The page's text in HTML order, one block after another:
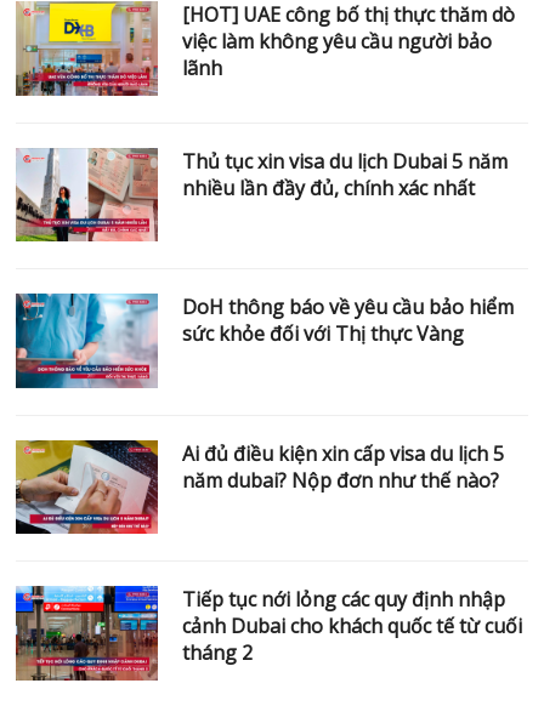
[HOT] UAE công bố thị thực thăm dò
việc làm không yêu cầu người bảo
lãnh
Thủ tục xin visa du lịch Dubai 5 năm
nhiều lần đầy đủ, chính xác nhất
DoH thông báo về yêu cầu bảo hiểm
sức khỏe đối với Thị thực Vàng
Ai đủ điều kiện xin cấp visa du lịch 5
năm dubai? Nộp đơn như thế nào?
Tiếp tục nới lỏng các quy định nhập
cảnh Dubai cho khách quốc tế từ cuối
tháng 2